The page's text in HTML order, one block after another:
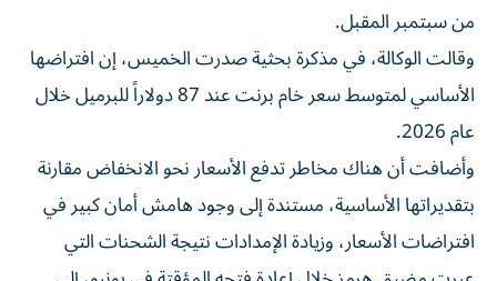
من سبتمبر المقبل.
وقالت الوكالة، في مذكرة بحثية صدرت الخميس، إن افتراضها
الأساسي لمتوسط سعر خام برنت عند 87 دولاراً للبرميل خلال
عام 2026.
وأضافت أن هناك مخاطر تدفع الأسعار نحو الانخفاض مقارنة
بتقديراتها الأساسية، مستندة إلى وجود هامش أمان كبير في
افتراضات الأسعار، وزيادة الإمدادات نتيجة الشحنات التي